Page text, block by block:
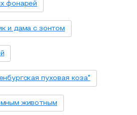
фонарей
и дама с зонтом
пуховая коза"
животным